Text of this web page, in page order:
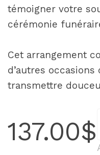
témoigner votre
cérémonie
Cet arrangement
d’autres occasions
transmettre
137.00$